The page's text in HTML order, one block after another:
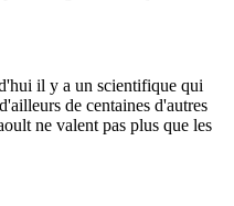
il y a un scientifique qui
de centaines d'autres
ne valent pas plus que les